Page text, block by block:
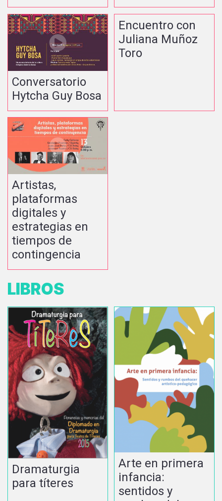
Conversatorio
Hytcha Guy Bosa
Encuentro con
Juliana Muñoz
Toro
Artistas,
plataformas
digitales y
estrategias en
tiempos de
contingencia
LIBROS
Dramaturgia
para títeres
Arte en primera
infancia:
sentidos y